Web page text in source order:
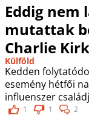
Eddig
mutattak
Charlie
Külföld
Kedden
esemény hétfői
influenszer
1 1 2